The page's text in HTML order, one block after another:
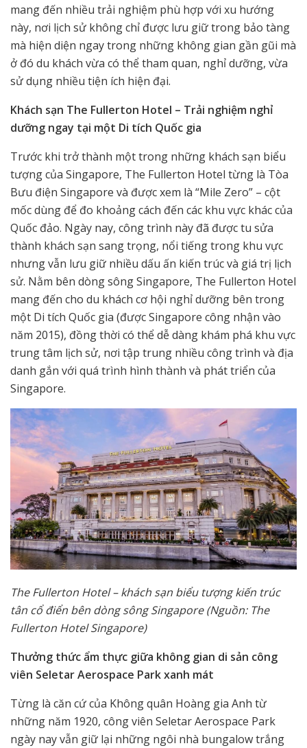
mang đến nhiều trải nghiệm phù hợp với xu hướng
này, nơi lịch sử không chỉ được lưu giữ trong bảo tàng
mà hiện diện ngay trong những không gian gần gũi mà
ở đó du khách vừa có thể tham quan, nghỉ dưỡng, vừa
sử dụng nhiều tiện ích hiện đại.
Khách sạn The Fullerton Hotel – Trải nghiệm nghỉ
dưỡng ngay tại một Di tích Quốc gia
Trước khi trở thành một trong những khách sạn biểu
tượng của Singapore, The Fullerton Hotel từng là Tòa
Bưu điện Singapore và được xem là “Mile Zero” – cột
mốc dùng để đo khoảng cách đến các khu vực khác của
Quốc đảo. Ngày nay, công trình này đã được tu sửa
thành khách sạn sang trọng, nổi tiếng trong khu vực
nhưng vẫn lưu giữ nhiều dấu ấn kiến trúc và giá trị lịch
sử. Nằm bên dòng sông Singapore, The Fullerton Hotel
mang đến cho du khách cơ hội nghỉ dưỡng bên trong
một Di tích Quốc gia (được Singapore công nhận vào
năm 2015), đồng thời có thể dễ dàng khám phá khu vực
trung tâm lịch sử, nơi tập trung nhiều công trình và địa
danh gắn với quá trình hình thành và phát triển của
Singapore.
The Fullerton Hotel – khách sạn biểu tượng kiến trúc
tân cổ điển bên dòng sông Singapore (Nguồn: The
Fullerton Hotel Singapore)
Thưởng thức ẩm thực giữa không gian di sản công
viên Seletar Aerospace Park xanh mát
Từng là căn cứ của Không quân Hoàng gia Anh từ
những năm 1920, công viên Seletar Aerospace Park
ngày nay vẫn giữ lại những ngôi nhà bungalow trắng